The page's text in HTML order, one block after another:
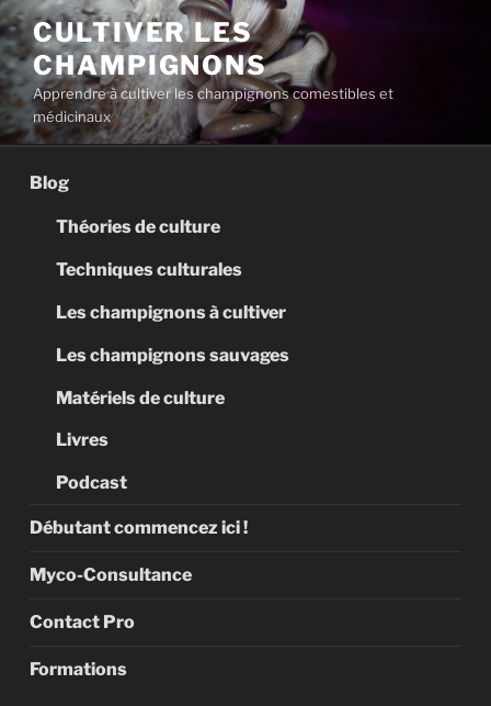
Aller
au
contenu
principal
CULTIVER LES
CHAMPIGNONS
Apprendre à cultiver les champignons comestibles et
médicinaux
Blog
Théories de culture
Techniques culturales
Les champignons à cultiver
Les champignons sauvages
Matériels de culture
Livres
Podcast
Débutant commencez ici !
Myco-Consultance
Contact Pro
Formations